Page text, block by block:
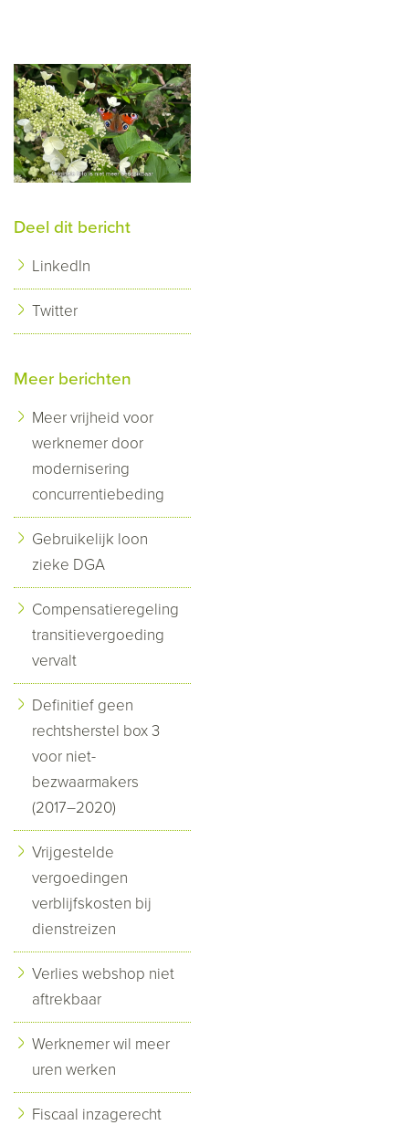
Deel dit bericht
LinkedIn
Twitter
Meer berichten
Meer vrijheid voor
werknemer door
modernisering
concurrentiebeding
Gebruikelijk loon
zieke DGA
Compensatieregeling
transitievergoeding
vervalt
Definitief geen
rechtsherstel box 3
voor niet-
bezwaarmakers
(2017–2020)
Vrijgestelde
vergoedingen
verblijfskosten bij
dienstreizen
Verlies webshop niet
aftrekbaar
Werknemer wil meer
uren werken
Fiscaal inzagerecht